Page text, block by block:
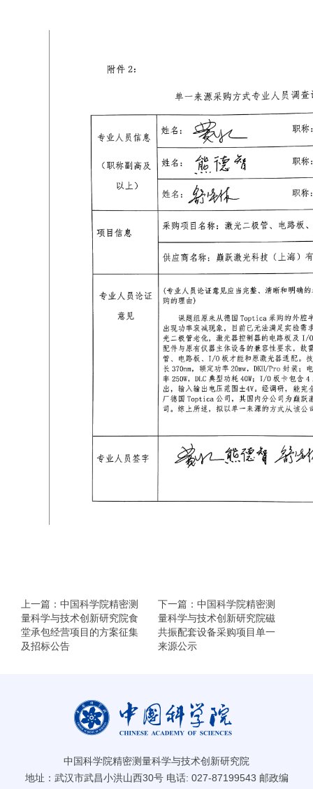
上一篇：中国科学院精密测
量科学与技术创新研究院食
堂承包经营项目的方案征集
及招标公告
下一篇：中国科学院精密测
量科学与技术创新研究院磁
共振配套设备采购项目单一
来源公示
中国科学院精密测量科学与技术创新研究院
地址：武汉市武昌小洪山西30号 电话: 027-87199543 邮政编